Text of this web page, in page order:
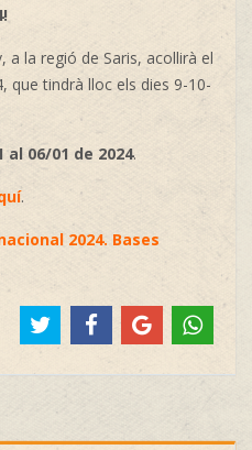
a la regió de Saris, acollirà el
que tindrà lloc els dies 9-10-
al 06/01 de 2024.
.
2024. Bases